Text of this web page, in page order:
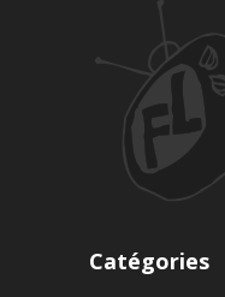
Catégories